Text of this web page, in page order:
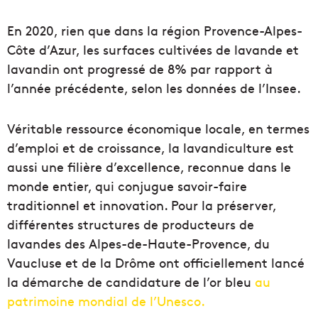
En 2020, rien que dans la région Provence-Alpes-
Côte d’Azur, les surfaces cultivées de lavande et
lavandin ont progressé de 8% par rapport à
l’année précédente, selon les données de l’Insee.
Véritable ressource économique locale, en termes
d’emploi et de croissance, la lavandiculture est
aussi une filière d’excellence, reconnue dans le
monde entier, qui conjugue savoir-faire
traditionnel et innovation. Pour la préserver,
différentes structures de producteurs de
lavandes des Alpes-de-Haute-Provence, du
Vaucluse et de la Drôme ont officiellement lancé
la démarche de candidature de l’or bleu au
patrimoine mondial de l’Unesco.